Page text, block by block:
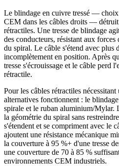
Le blindage en cuivre tressé —
CEM dans les câbles droits — détruit
rétractiles. Une tresse de blindage
des conducteurs, résistant aux
du spiral. Le câble s'étend avec plus
incomplètement en position. Après
tresse s'écrouissage et le câble perd
rétractile.
Pour les câbles rétractiles
alternatives fonctionnent : le
spirale et le ruban aluminium/Mylar.
la géométrie du spiral sans
s'étendent et se compriment avec le
ajoutent une résistance mécanique
la couverture à 95 %+ d'une tresse
une couverture de 70 à 85 %
environnements CEM industriels.